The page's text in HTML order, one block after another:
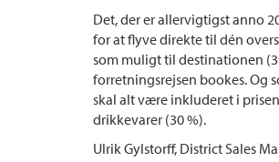
Det, der er allervigtigst anno
for at flyve direkte til dén
som muligt til destinationen
forretningsrejsen bookes. Og
skal alt være inkluderet i
drikkevarer (30 %).
Ulrik Gylstorff, District Sales